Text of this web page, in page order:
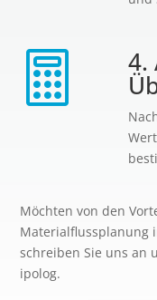
 4.
Möchten von den
Materialflussplanung
schreiben Sie uns an
ipolog.